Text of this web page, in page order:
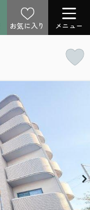
お気に入り メニュー